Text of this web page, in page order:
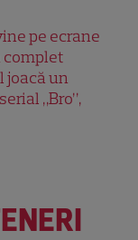
pe ecrane
complet
joacă un
„Bro”,